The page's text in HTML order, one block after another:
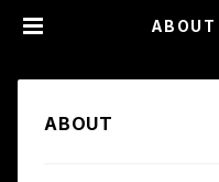
ABOUT